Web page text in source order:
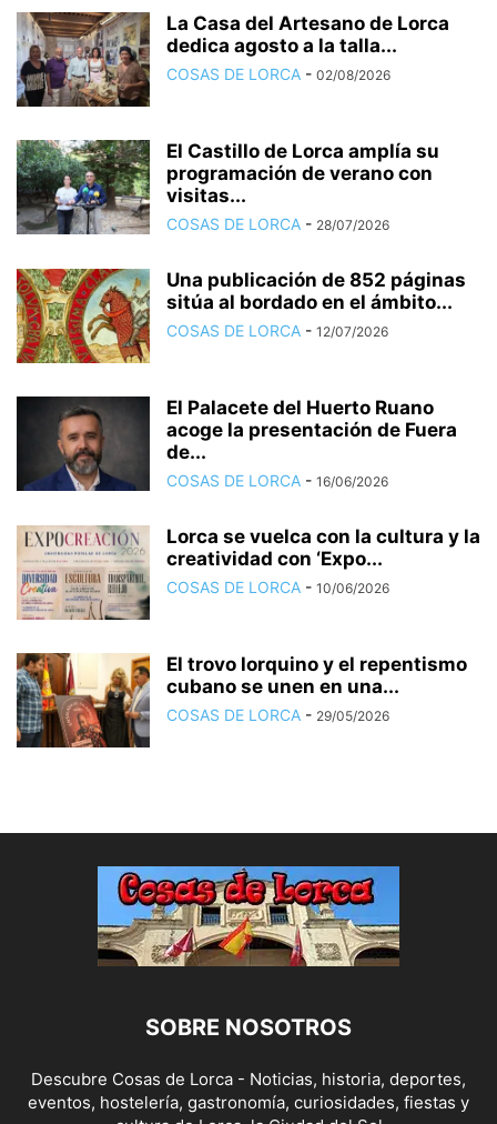
La Casa del Artesano de Lorca
dedica agosto a la talla...
COSAS DE LORCA - 02/08/2026
El Castillo de Lorca amplía su
programación de verano con
visitas...
COSAS DE LORCA - 28/07/2026
Una publicación de 852 páginas
sitúa al bordado en el ámbito...
COSAS DE LORCA - 12/07/2026
El Palacete del Huerto Ruano
acoge la presentación de Fuera
de...
COSAS DE LORCA - 16/06/2026
Lorca se vuelca con la cultura y la
creatividad con ‘Expo...
COSAS DE LORCA - 10/06/2026
El trovo lorquino y el repentismo
cubano se unen en una...
COSAS DE LORCA - 29/05/2026
SOBRE NOSOTROS
Descubre Cosas de Lorca - Noticias, historia, deportes,
eventos, hostelería, gastronomía, curiosidades, fiestas y